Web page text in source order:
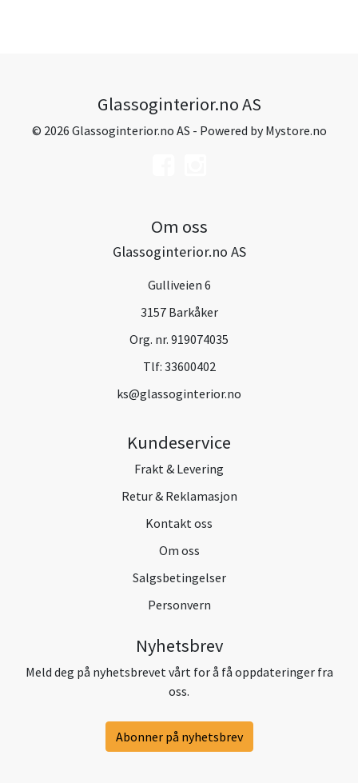
Glassoginterior.no AS
© 2026 Glassoginterior.no AS - Powered byMystore.no
Om oss
Glassoginterior.no AS
Gulliveien 6
3157 Barkåker
Org. nr. 919074035
Tlf: 33600402
ks@glassoginterior.no
Kundeservice
Frakt & Levering
Retur & Reklamasjon
Kontakt oss
Om oss
Salgsbetingelser
Personvern
Nyhetsbrev
Meld deg på nyhetsbrevet vårt for å få oppdateringer fra
oss.
Abonner på nyhetsbrev